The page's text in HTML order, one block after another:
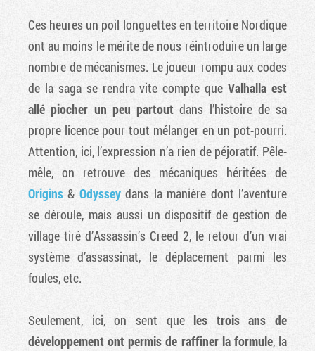
Ces heures un poil longuettes en territoire Nordique
ont au moins le mérite de nous réintroduire un large
nombre de mécanismes. Le joueur rompu aux codes
de la saga se rendra vite compte queValhalla est
allé piocher un peu partout dans l’histoire de sa
propre licence pour tout mélanger en un pot-pourri.
Attention, ici, l’expression n’a rien de péjoratif. Pêle-
mêle, on retrouve des mécaniques héritées de
Origins & Odysseydans la manière dont l’aventure
se déroule, mais aussi un dispositif de gestion de
village tiré d’Assassin’s Creed 2, le retour d’un vrai
système d’assassinat, le déplacement parmi les
foules, etc.
Seulement, ici, on sent que les trois ans de
développement ont permis de raffiner la formule, la